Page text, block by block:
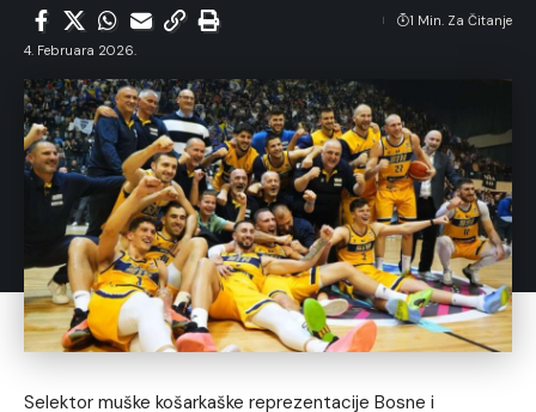
4. Februara 2026.
1 Min. Za Čitanje
Selektor muške košarkaške reprezentacije Bosne i